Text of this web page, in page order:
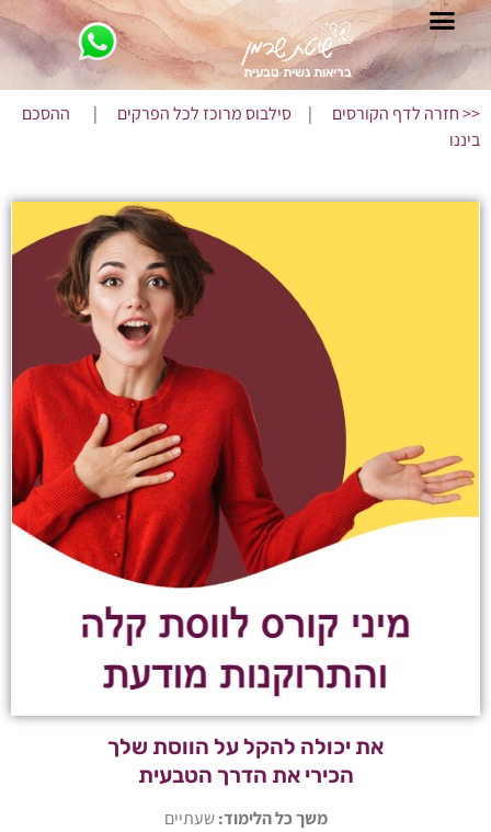
בריאות נשית טבעית
<< חזרה לדף הקורסים | סילבוס מרוכז לכל הפרקים | ההסכם
ביננו
את יכולה להקל על הווסת שלך
הכירי את הדרך הטבעית
משך כל הלימוד:שעתיים